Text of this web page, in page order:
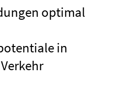
optimal
in